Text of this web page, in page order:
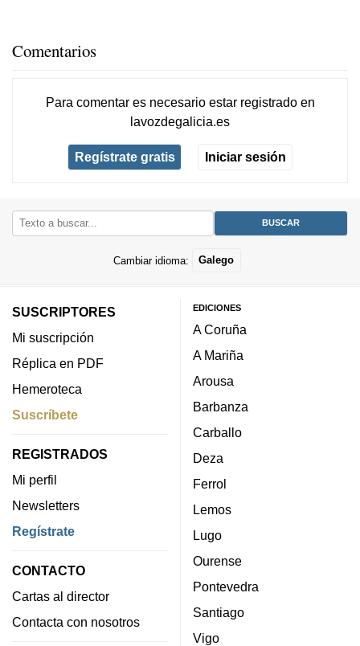
Comentarios
Para comentar es necesario estar registradoen
lavozdegalicia.es
Regístrate gratis Iniciar sesión
Cambiar idioma: Galego
SUSCRIPTORES
Mi suscripción
Réplica en PDF
Hemeroteca
Suscríbete
REGISTRADOS
Mi perfil
Newsletters
Regístrate
CONTACTO
Cartas al director
Contacta con nosotros
EDICIONES
A Coruña
A Mariña
Arousa
Barbanza
Carballo
Deza
Ferrol
Lemos
Lugo
Ourense
Pontevedra
Santiago
Vigo